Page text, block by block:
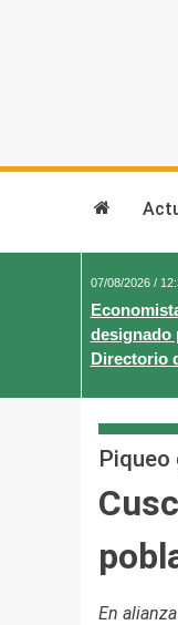
07/08/2026 /
designado
Directorio
Piqueo
En